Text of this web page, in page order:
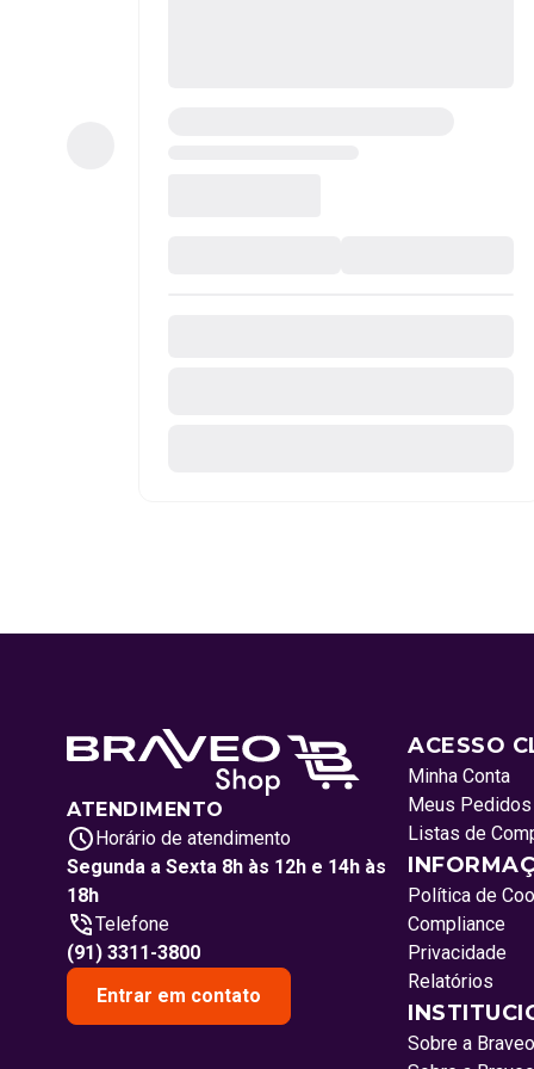
ATENDIMENTO
Horário de atendimento
Segunda a Sexta 8h às 12h e 14h às
18h
Telefone
(91) 3311-3800
Entrar em contato
ACESSO
Minha Conta
Meus Pedidos
Listas de
Política de
Compliance
Privacidade
Relatórios
Sobre a